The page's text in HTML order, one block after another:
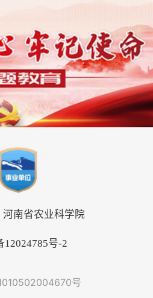
河南省农业科学院
12024785号-2
号